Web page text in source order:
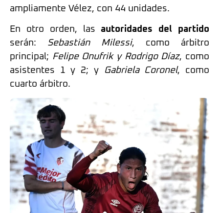
ampliamente Vélez, con 44 unidades.
En otro orden, las autoridades del partido
serán: Sebastián Milessi, como árbitro
principal; Felipe Onufrik y Rodrigo Díaz, como
asistentes 1 y 2; y
Gabriela Coronel, como
cuarto árbitro.